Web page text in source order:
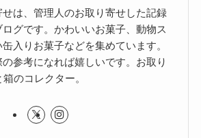
は、管理人のお取り寄せした記録
グです。かわいいお菓子、動物ス
入りお菓子などを集めています。
参考になれば嬉しいです。お取り
のコレクター。